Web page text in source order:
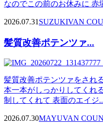
なのでこの前のお休みに 赤
2026.07.31 SUZUKIVAN
髪質改善ポテンツァ...
髪質改善ポテンツァをされ
本一本がしっかりしてくれ
制してくれて 表面のエイジ
2026.07.30MAYUVAN